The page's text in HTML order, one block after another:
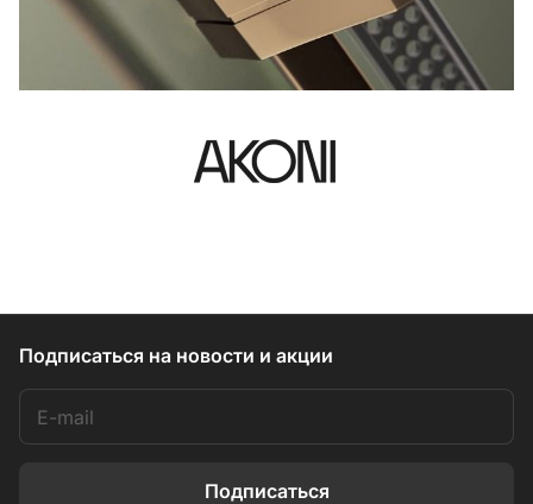
Подписаться на новости и акции
Подписаться